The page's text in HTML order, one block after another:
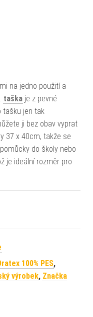
na jedno použití a
. taška je z pevné
tašku jen tak
ji bez obav vyprat
37 x 40cm, takže se
do školy nebo
je ideální rozměr pro
100% PES,
výrobek, Značka